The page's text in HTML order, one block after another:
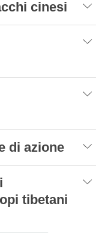
cinesi
di azione
tibetani